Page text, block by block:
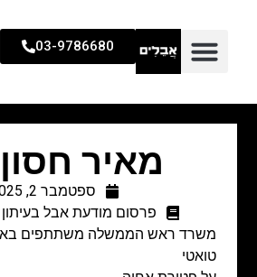
03-9786680
מאיר
ספטמבר 2, 2025
פרסום מודעת אבל
משרד ראש הממשלה משתתפים
טואטי